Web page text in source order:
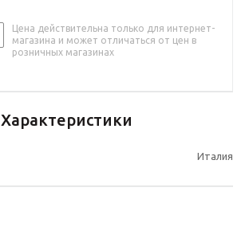
Цена действительна только для интернет-
магазина и может отличаться от цен в
розничных магазинах
Характеристики
Италия